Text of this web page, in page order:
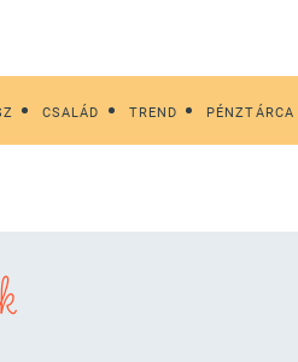
CSALÁD TREND PÉNZTÁRCA